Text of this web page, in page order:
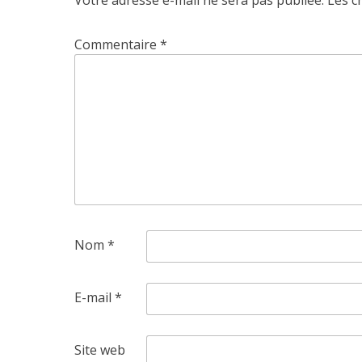
Commentaire *
Nom *
E-mail *
Site web